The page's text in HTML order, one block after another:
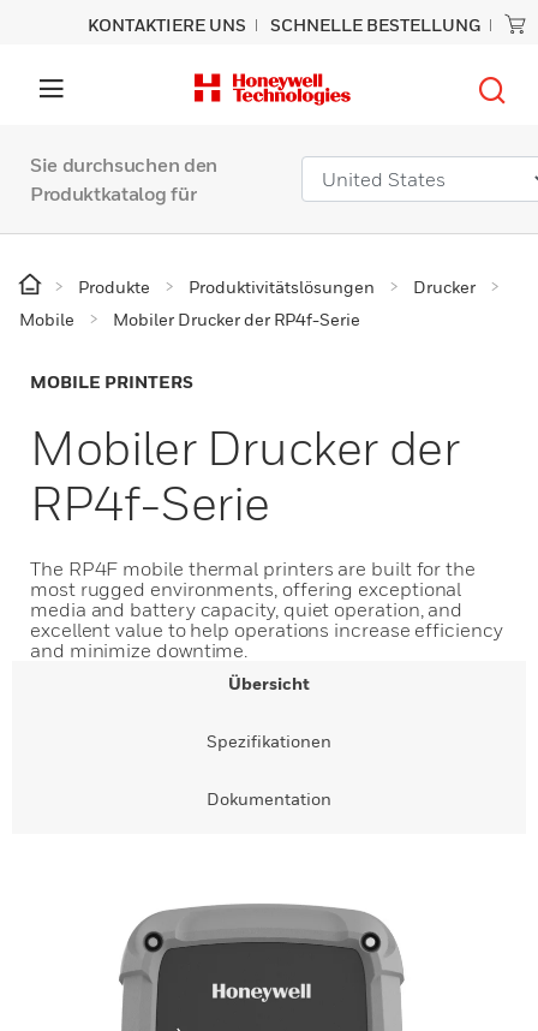
KONTAKTIERE UNS SCHNELLE BESTELLUNG
Sie durchsuchen den
Produktkatalog für
Produkte Produktivitätslösungen
Drucker
Mobile
Mobiler Drucker der RP4f-Serie
MOBILE PRINTERS
Mobiler Drucker der
RP4f-Serie
The RP4F mobile thermal printers are built for the
most rugged environments, offering exceptional
media and battery capacity, quiet operation, and
excellent value to help operations increase efficiency
and minimize downtime.
Übersicht
Spezifikationen
Dokumentation